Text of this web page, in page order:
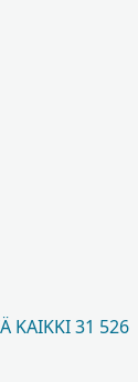
KAIKKI 31 526